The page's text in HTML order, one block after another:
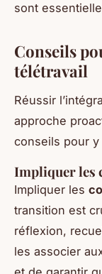
sont
Conseils
télétravail
Réussir
approche
conseils pour y
Impliquer les
Impliquer les
transition est
réflexion,
les associer